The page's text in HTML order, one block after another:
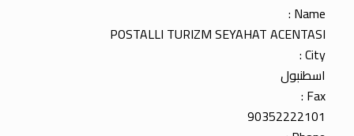
Name :
POSTALLI TURIZM SEYAHAT ACENTASI
City :
اسطنبول
Fax :
90352222101